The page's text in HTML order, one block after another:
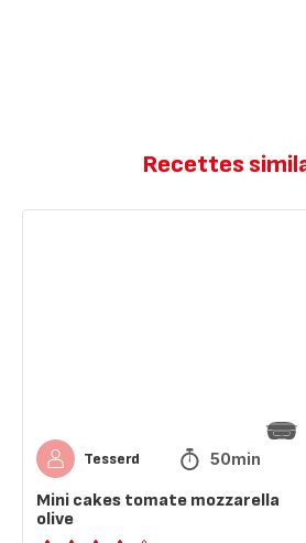
Recettes
Tesserd 50min
Mini cakes tomate mozzarella
olive